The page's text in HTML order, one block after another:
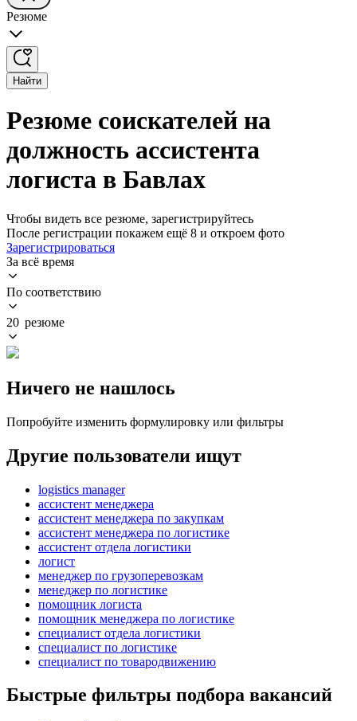
Резюме
Найти
Резюме соискателей на
должность ассистента
логиста в Бавлах
Чтобы видеть все резюме, зарегистрируйтесь
После регистрации покажем ещё 8 и откроем фото
Зарегистрироваться
За всё время
По соответствию
20 резюме
Ничего не нашлось
Попробуйте изменить формулировку или фильтры
Другие пользователи ищут
logistics manager
ассистент менеджера
ассистент менеджера по закупкам
ассистент менеджера по логистике
ассистент отдела логистики
логист
менеджер по грузоперевозкам
менеджер по логистике
помощник логиста
помощник менеджера по логистике
специалист отдела логистики
специалист по логистике
специалист по товародвижению
Быстрые фильтры подбора вакансий